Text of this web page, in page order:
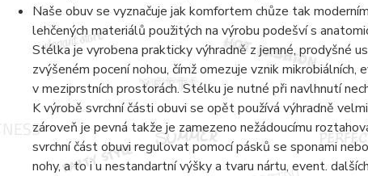
Naše obuv se vyznačuje jak komfortem chůze tak
lehčených materiálů použitých na výrobu podešví s
Stélka je vyrobena prakticky výhradně z jemné, prodyšné
zvýšeném pocení nohou, čímž omezuje vznik
v meziprstních prostorách. Stélku je nutné při navlhnutí
K výrobě svrchní části obuvi se opět používá výhradně
zároveň je pevná takže je zamezeno nežádoucímu
svrchní část obuvi regulovat pomocí pásků se sponami
nohy, a to i u nestandartní výšky a tvaru nártu, event.